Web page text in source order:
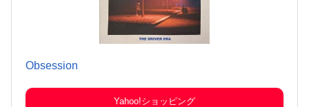
Obsession
Yahoo!ショッピング